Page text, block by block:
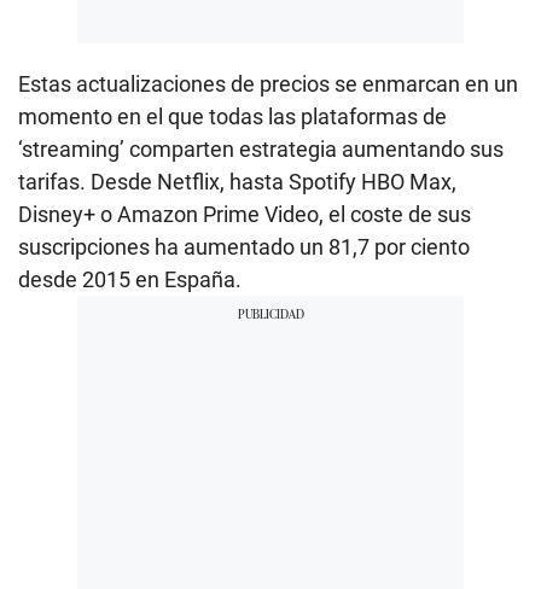
Estas actualizaciones de precios se enmarcan en un
momento en el que todas las plataformas de
‘streaming’ comparten estrategia aumentando sus
tarifas. Desde Netflix, hasta Spotify HBO Max,
Disney+ o Amazon Prime Video, el coste de sus
suscripciones ha aumentado un 81,7 por ciento
desde 2015 en España.